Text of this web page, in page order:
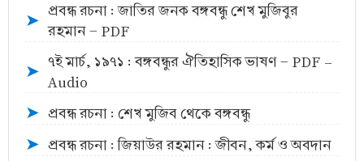
➤
প্রবন্ধ রচনা : জাতির জনক বঙ্গবন্ধু শেখ মুজিবুর
রহমান - PDF
➤
৭ই মার্চ, ১৯৭১ : বঙ্গবন্ধুর ঐতিহাসিক ভাষণ - PDF -
Audio
➤ প্রবন্ধ রচনা : শেখ মুজিব থেকে বঙ্গবন্ধু
➤ প্রবন্ধ রচনা : জিয়াউর রহমান : জীবন, কর্ম ও অবদান